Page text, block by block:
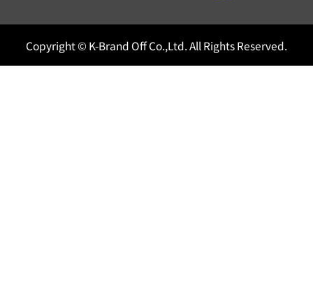
Copyright © K-Brand Off Co.,Ltd. All Rights Reserved.